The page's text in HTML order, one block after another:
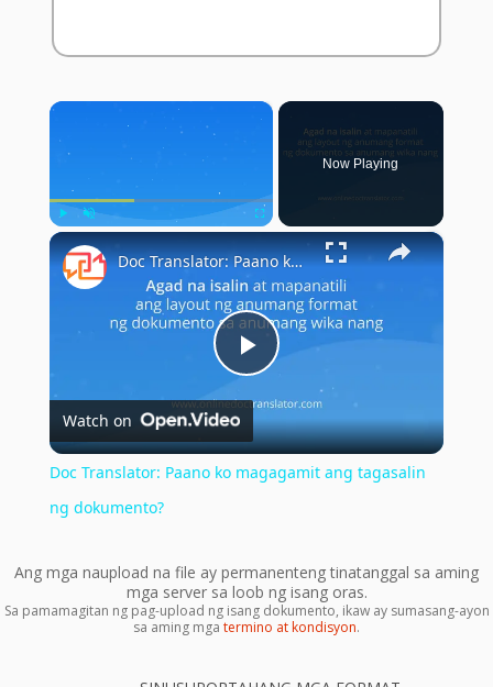
×
Play Unmute Fullscreen
Now Playing
×
Play
Video
Doc Translator: Paano ko magagamit ang tagasalin ng dokumento?
Watch on
Doc Translator: Paano ko magagamit ang tagasalin
ng dokumento?
Ang mga naupload na file ay permanenteng tinatanggal sa aming
mga server sa loob ng isang oras.
Sa pamamagitan ng pag-upload ng isang dokumento, ikaw ay sumasang-ayon
sa aming mga termino at kondisyon.